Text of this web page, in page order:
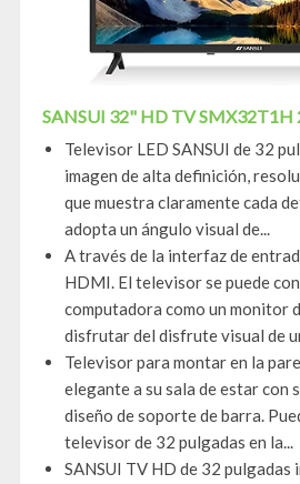
SANSUI 32" HD TV SMX32T1H
Televisor LED SANSUI de 32
imagen de alta definición,
que muestra claramente cada
adopta un ángulo visual de...
A través de la interfaz de
HDMI. El televisor se puede
computadora como un monitor
disfrutar del disfrute visual de
Televisor para montar en la
elegante a su sala de estar con
diseño de soporte de barra.
televisor de 32 pulgadas en la...
SANSUI TV HD de 32 pulgadas